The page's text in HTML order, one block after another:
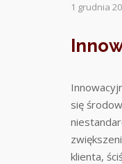
1 grudnia
się
klienta,